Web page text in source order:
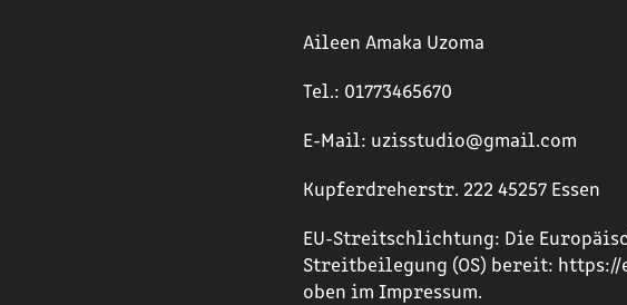
Aileen Amaka Uzoma
Tel.: 01773465670
E-Mail: uzisstudio@gmail.com
Kupferdreherstr. 222 45257 Essen
EU-Streitschlichtung: Die
Streitbeilegung (OS) bereit: https://
oben im Impressum.